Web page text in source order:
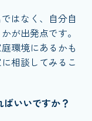
はなく、自分自
が出発点です。
環境にあるかも
相談してみるこ
いいですか？